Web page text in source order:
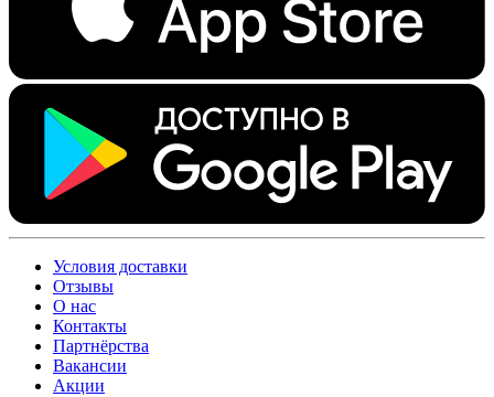
Условия доставки
Отзывы
О нас
Контакты
Партнёрства
Вакансии
Акции